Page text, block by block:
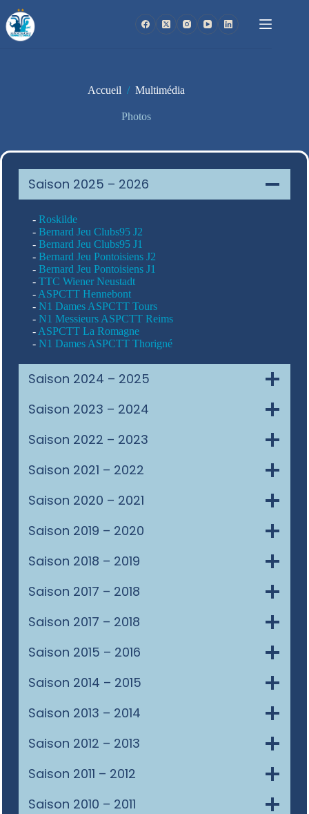
au
contenu
Accueil / Multimédia
Photos
Saison 2025 – 2026
- Roskilde
- Bernard Jeu Clubs95 J2
- Bernard Jeu Clubs95 J1
- Bernard Jeu Pontoisiens J2
- Bernard Jeu Pontoisiens J1
- TTC Wiener Neustadt
- ASPCTT Hennebont
- N1 Dames ASPCTT Tours
- N1 Messieurs ASPCTT Reims
- ASPCTT La Romagne
- N1 Dames ASPCTT Thorigné
Saison 2024 – 2025
Saison 2023 – 2024
Saison 2022 – 2023
Saison 2021 – 2022
Saison 2020 – 2021
Saison 2019 – 2020
Saison 2018 – 2019
Saison 2017 – 2018
Saison 2017 – 2018
Saison 2015 – 2016
Saison 2014 – 2015
Saison 2013 – 2014
Saison 2012 – 2013
Saison 2011 – 2012
Saison 2010 – 2011